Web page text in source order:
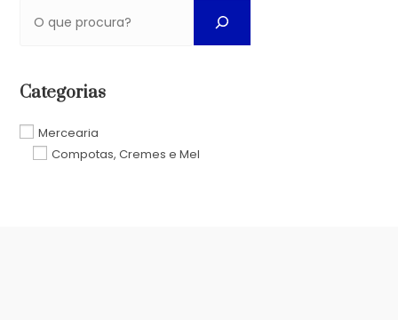
Categorias
Mercearia
Compotas, Cremes e Mel